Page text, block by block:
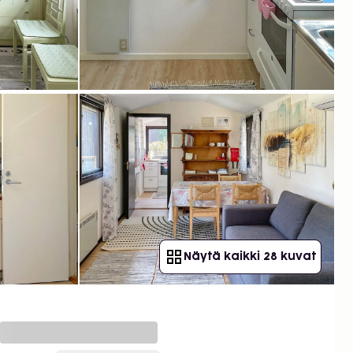
Näytä kaikki 28 kuvat